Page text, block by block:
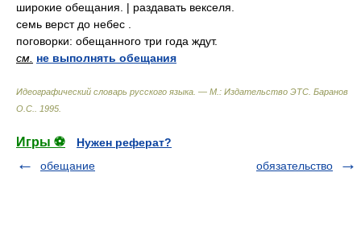
широкие обещания. | раздавать векселя.
семь верст до небес .
поговорки: обещанного три года ждут.
см. не выполнять обещания
Идеографический словарь русского языка. — М.: Издательство ЭТС Баранов
О.С.
1995
Игры ⚽
Нужен реферат?
обещание
обязательство